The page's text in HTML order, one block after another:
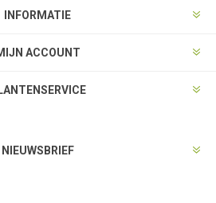
INFORMATIE
ACCOUNT
NIEUWSBRIEF